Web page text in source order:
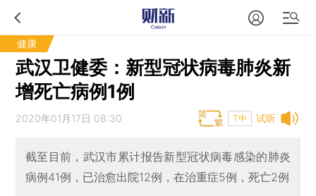
健康
武汉卫健委：新型冠状病毒肺炎新
增死亡病例1例
试听
2020年01月17日 08:30 T中
截至目前，武汉市累计报告新型冠状病毒感染的肺炎
病例41例，已治愈出院12例，在治重症5例，死亡2例